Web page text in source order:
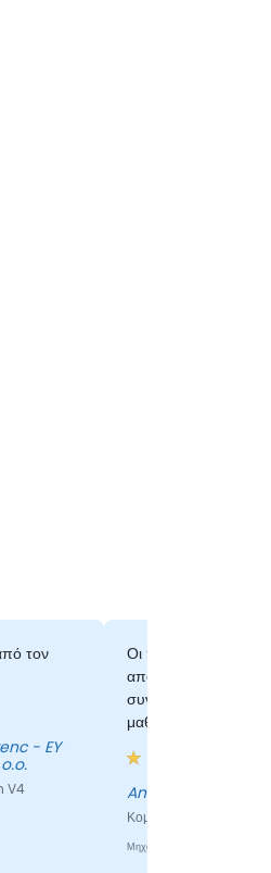
τον
- EY
V4
Οι παραπάνω
από πραγματικές
συνδέονται άμεσα
μαθήματος, τα
καταλάβω πιο
Andrei Codrea
Κομμάτι - ITIL®
Μηχανική Μετάφραση